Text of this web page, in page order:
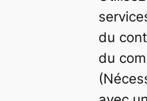
du
du